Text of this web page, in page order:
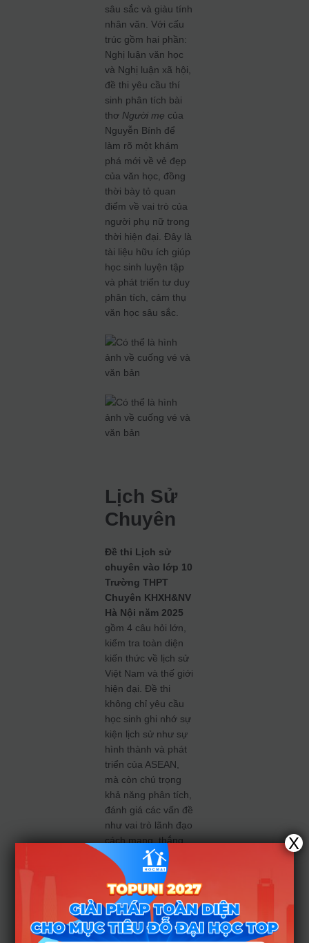
sâu sắc và giàu tính
nhân văn. Với cấu
trúc gồm hai phần:
Nghị luận văn học
và Nghị luận xã hội,
đề thi yêu cầu thí
sinh phân tích bài
thơ Người mẹ của
Nguyễn Bính để
làm rõ một khám
phá mới về vẻ đẹp
của văn học, đồng
thời bày tỏ quan
điểm về vai trò của
người phụ nữ trong
thời hiện đại. Đây là
tài liệu hữu ích giúp
học sinh luyện tập
và phát triển tư duy
phân tích, cảm thụ
văn học sâu sắc.
Lịch Sử
Chuyên
Đề thi Lịch sử
chuyên vào lớp 10
Trường THPT
Chuyên KHXH&NV
Hà Nội năm 2025
gồm 4 câu hỏi lớn,
kiểm tra toàn diện
kiến thức về lịch sử
Việt Nam và thế giới
hiện đại. Đề thi
không chỉ yêu cầu
học sinh ghi nhớ sự
kiện lịch sử như sự
hình thành và phát
triển của ASEAN,
mà còn chú trọng
khả năng phân tích,
đánh giá các vấn đề
như vai trò lãnh đạo
cách mạng, thắng
lợi của kháng chiến
chống Mỹ, hay công
cuộc bảo vệ và xây
dựng đất nước sau
năm 1945. Đây là
tài liệu tham khảo
X